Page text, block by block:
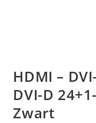
HDMI –
DVI-D
Zwart